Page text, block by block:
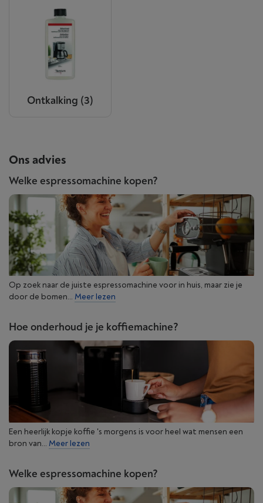
Ontkalking (3)
Ons advies
Welke espressomachine kopen?
Op zoek naar de juiste espressomachine voor in huis, maar zie je
door de bomen... Meer lezen
Hoe onderhoud je je koffiemachine?
Een heerlijk kopje koffie 's morgens is voor heel wat mensen een
bron van... Meer lezen
Welke espressomachine kopen?